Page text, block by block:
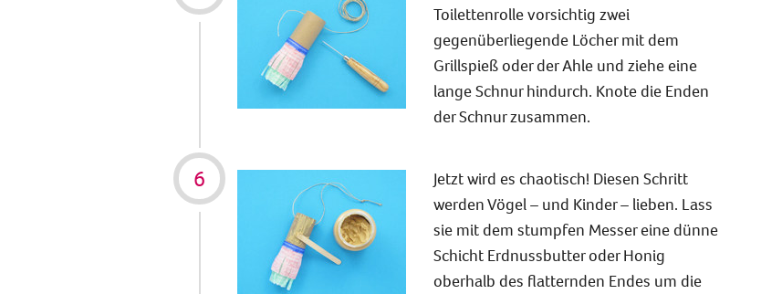
Toilettenrolle vorsichtig zwei
gegenüberliegende Löcher mit dem
Grillspieß oder der Ahle und ziehe eine
lange Schnur hindurch. Knote die Enden
der Schnur zusammen.
Jetzt wird es chaotisch! Diesen Schritt
werden Vögel – und Kinder – lieben. Lass
sie mit dem stumpfen Messer eine dünne
Schicht Erdnussbutter oder Honig
oberhalb des flatternden Endes um die